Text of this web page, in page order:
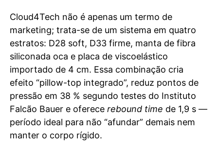
Cloud4Tech não é apenas um termo de
marketing; trata-se de um sistema em quatro
estratos: D28 soft, D33 firme, manta de fibra
siliconada oca e placa de viscoelástico
importado de 4 cm. Essa combinação cria
efeito “pillow-top integrado”, reduz pontos de
pressão em 38 % segundo testes do Instituto
Falcão Bauer e oferece rebound time de 1,9 s —
período ideal para não “afundar” demais nem
manter o corpo rígido.